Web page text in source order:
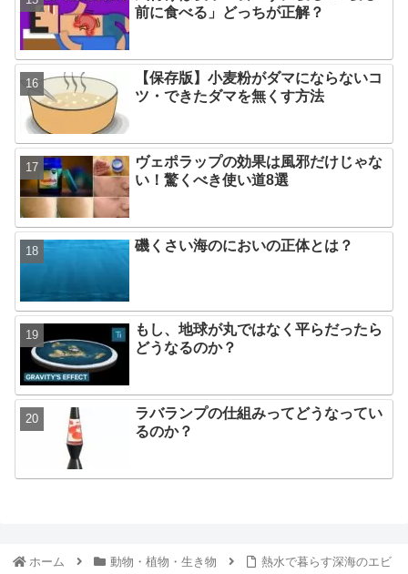
前に食べる」どっちが正解？
【保存版】小麦粉がダマにならないコ
ツ・できたダマを無くす方法
ヴェポラップの効果は風邪だけじゃな
い！驚くべき使い道8選
磯くさい海のにおいの正体とは？
もし、地球が丸ではなく平らだったら
どうなるのか？
ラバランプの仕組みってどうなってい
るのか？
ホーム 動物・植物・生き物 熱水で暮らす深海のエビ